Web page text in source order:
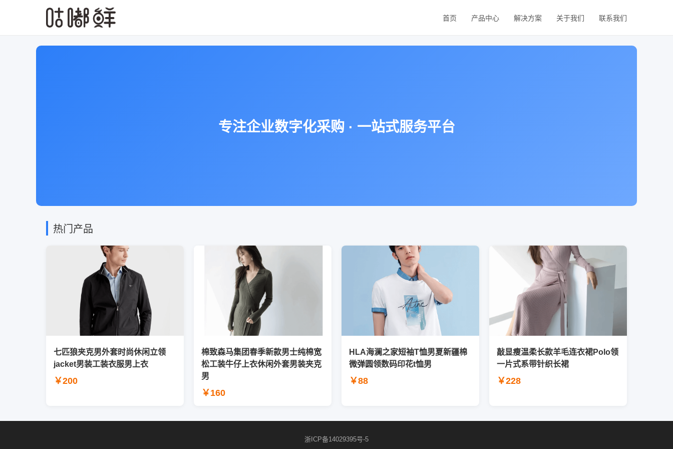
首页 产品中心 解决方案 关于我们 联系我们
专注企业数字化采购 · 一站式服务平台
热门产品
七匹狼夹克男外套时尚休闲立领
jacket男装工装衣服男上衣
￥200
棉致森马集团春季新款男士纯棉宽
松工装牛仔上衣休闲外套男装夹克
男
￥160
HLA海澜之家短袖T恤男夏新疆棉
微弹圆领数码印花t恤男
￥88
敲显瘦温柔长款羊毛连衣裙Polo领
一片式系带针织长裙
￥228
浙ICP备14029395号-5